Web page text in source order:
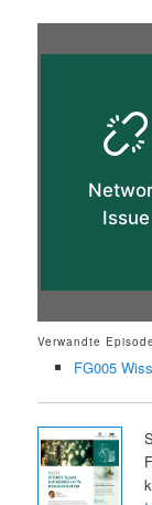
n
Verwandte
FG005